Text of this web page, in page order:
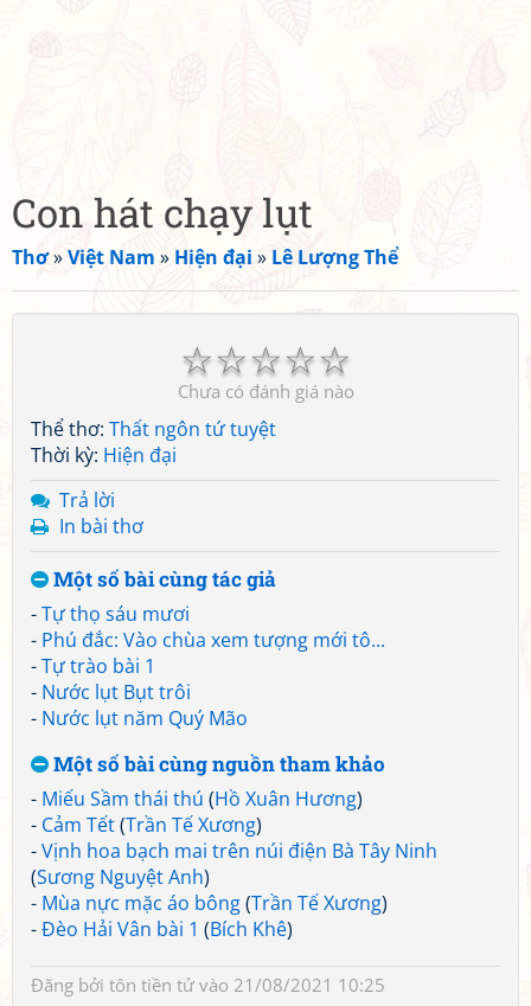
Con hát chạy lụt
Thơ»Việt Nam » Hiện đại » Lê Lượng Thể
☆
☆
☆
☆
☆
Chưa có đánh giá nào
Thể thơ: Thất ngôn tứ tuyệt
Thời kỳ: Hiện đại
Trả lời
In bài thơ
Một số bài cùng tác giả
-Tự thọ sáu mươi
- Phú đắc: Vào chùa xem tượng mới tô...
-Tự trào bài 1
- Nước lụt Bụt trôi
- Nước lụt năm Quý Mão
Một số bài cùng nguồn tham khảo
- Miếu Sầm thái thú (Hồ Xuân Hương)
- Cảm Tết(Trần Tế Xương)
-Vịnh hoa bạch mai trên núi điện Bà Tây Ninh
(Sương Nguyệt Anh)
- Mùa nực mặc áo bông(Trần Tế Xương)
-Đèo Hải Vân bài 1 (Bích Khê)
Đăng bởi tôn tiền tửvào 21/08/2021 10:25